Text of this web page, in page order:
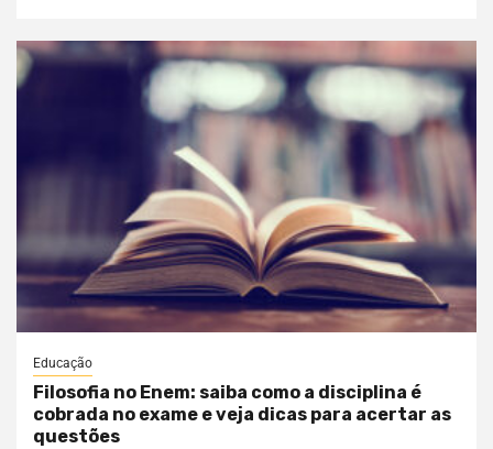
Educação
Filosofia no Enem: saiba como a disciplina é
cobrada no exame e veja dicas para acertar as
questões